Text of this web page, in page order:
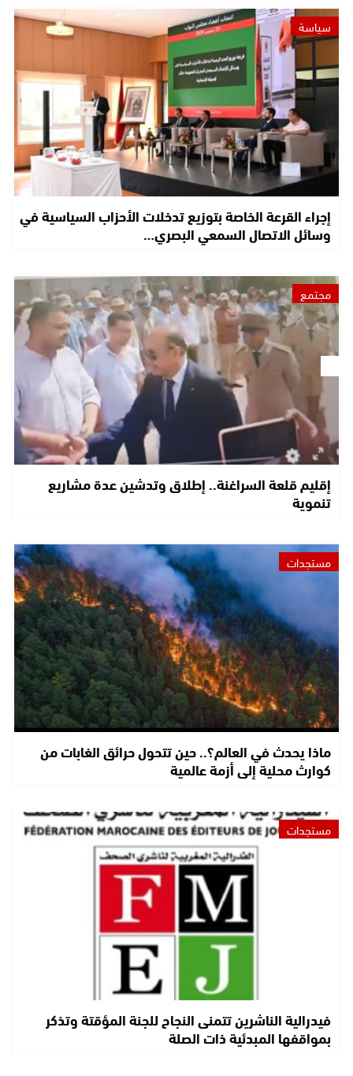
سياسة
إجراء القرعة الخاصة بتوزيع تدخلات الأحزاب السياسية في
وسائل الاتصال السمعي البصري…
مجتمع
إقليم قلعة السراغنة.. إطلاق وتدشين عدة مشاريع
تنموية
مستجدات
ماذا يحدث في العالم؟.. حين تتحول حرائق الغابات من
كوارث محلية إلى أزمة عالمية
مستجدات
فيدرالية الناشرين تتمنى النجاح للجنة المؤقتة وتذكر
بمواقفها المبدئية ذات الصلة